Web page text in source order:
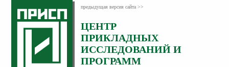
предыдущая версия сайта >>
ЦЕНТР
ПРИКЛАДНЫХ
ИССЛЕДОВАНИЙ И
ПРОГРАММ
Категория:
Эксперты